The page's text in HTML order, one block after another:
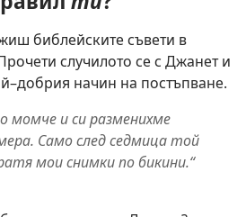
библейските съвети в
случилото се с Джанет и
начин на постъпване.
момче и си разменихме
Само след седмица той
мои снимки по бикини.“